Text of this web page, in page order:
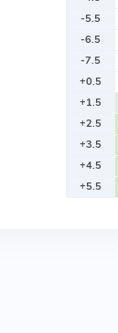
-5.5
-6.5
-7.5
+0.5
+1.5
+2.5
+3.5
+4.5
+5.5